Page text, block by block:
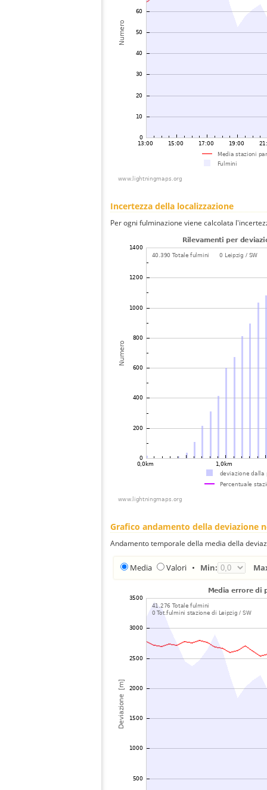
Incertezza della localizzazione
Per ogni fulminazione viene calcolata
Grafico andamento della deviazione
Andamento temporale della media della
Media Valori • Min: